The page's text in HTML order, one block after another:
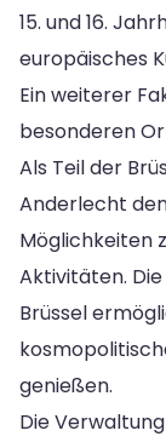
15. und 16.
europäisches
Ein weiterer
besonderen
Als Teil der
Anderlecht
Möglichkeiten
Aktivitäten.
Brüssel
genießen.
Die